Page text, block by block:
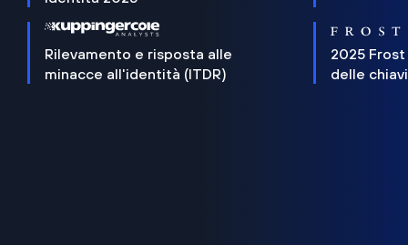
Rilevamento e risposta alle
minacce all'identità (ITDR)
2025 Frost
delle